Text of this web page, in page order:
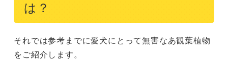
は？
それでは参考までに愛犬にとって無害なあ観葉植物
をご紹介します。